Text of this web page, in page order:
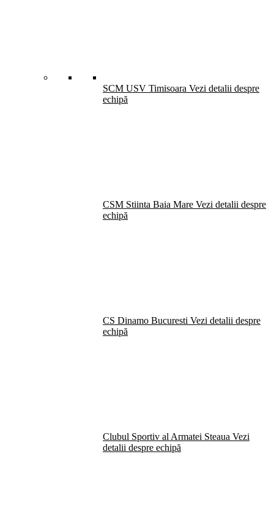
SCM USV Timisoara Vezi detalii despre
echipă
CSM Stiinta Baia Mare Vezi detalii despre
echipă
CS Dinamo Bucuresti Vezi detalii despre
echipă
Clubul Sportiv al Armatei Steaua Vezi
detalii despre echipă